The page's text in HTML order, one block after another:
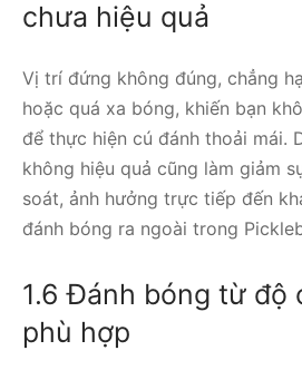
chưa hiệu quả
Vị trí đứng không đúng, chẳng
hoặc quá xa bóng, khiến bạn
để thực hiện cú đánh thoải mái.
không hiệu quả cũng làm giảm
soát, ảnh hưởng trực tiếp đến
đánh bóng ra ngoài trong
1.6 Đánh bóng từ độ
phù hợp